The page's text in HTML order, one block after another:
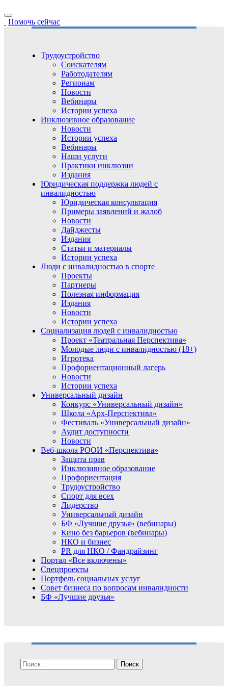
Помочь сейчас
Трудоустройство
Соискателям
Работодателям
Регионам
Новости
Вебинары
Истории успеха
Инклюзивное образование
Новости
Истории успеха
Вебинары
Наши услуги
Практики инклюзии
Издания
Юридическая поддержка людей с
инвалидностью
Юридическая консультация
Примеры заявлений и жалоб
Новости
Дайджесты
Издания
Статьи и материалы
Истории успеха
Люди с инвалидностью в спорте
Проекты
Партнеры
Полезная информация
Издания
Новости
Истории успеха
Социализация людей с инвалидностью
Проект «Театральная Перспектива»
Молодые люди с инвалидностью (18+)
Игротека
Профориентационный лагерь
Новости
Истории успеха
Универсальный дизайн
Конкурс «Универсальный дизайн»
Школа «Арх-Перспектива»
Фестиваль «Универсальный дизайн»
Аудит доступности
Новости
Веб-школа РООИ «Перспектива»
Защита прав
Инклюзивное образование
Профориентация
Трудоустройство
Спорт для всех
Лидерство
Универсальный дизайн
БФ «Лучшие друзья» (вебинары)
Кино без барьеров (вебинары)
НКО и бизнес
PR для НКО / Фандрайзинг
Портал «Все включены»
Спецпроекты
Портфель социальных услуг
Совет бизнеса по вопросам инвалидности
БФ «Лучшие друзья»
Найти: